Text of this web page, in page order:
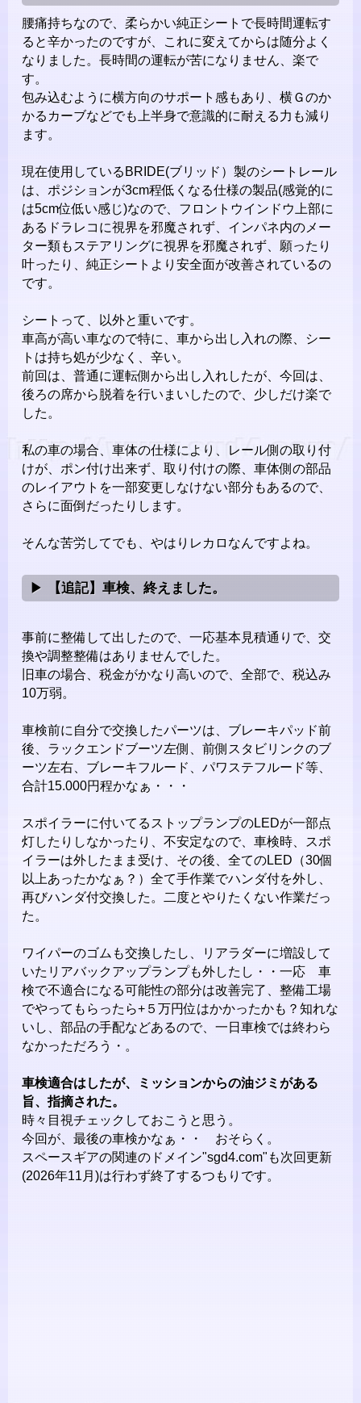
腰痛持ちなので、柔らかい純正シートで長時間運転す
ると辛かったのですが、これに変えてからは随分よく
なりました。長時間の運転が苦になりません、楽で
す。
包み込むように横方向のサポート感もあり、横Ｇのか
かるカーブなどでも上半身で意識的に耐える力も減り
ます。
現在使用しているBRIDE(ブリッド）製のシートレール
は、ポジションが3cm程低くなる仕様の製品(感覚的に
は5cm位低い感じ)なので、フロントウインドウ上部に
あるドラレコに視界を邪魔されず、インパネ内のメー
ター類もステアリングに視界を邪魔されず、願ったり
叶ったり、純正シートより安全面が改善されているの
です。
シートって、以外と重いです。
車高が高い車なので特に、車から出し入れの際、シー
トは持ち処が少なく、辛い。
前回は、普通に運転側から出し入れしたが、今回は、
後ろの席から脱着を行いまいしたので、少しだけ楽で
した。
私の車の場合、車体の仕様により、レール側の取り付
けが、ポン付け出来ず、取り付けの際、車体側の部品
のレイアウトを一部変更しなけない部分もあるので、
さらに面倒だったりします。
そんな苦労してでも、やはりレカロなんですよね。
【追記】車検、終えました。
事前に整備して出したので、一応基本見積通りで、交
換や調整整備はありませんでした。
旧車の場合、税金がかなり高いので、全部で、税込み
10万弱。
車検前に自分で交換したパーツは、ブレーキパッド前
後、ラックエンドブーツ左側、前側スタビリンクのブ
ーツ左右、ブレーキフルード、パワステフルード等、
合計15.000円程かなぁ・・・
スポイラーに付いてるストップランプのLEDが一部点
灯したりしなかったり、不安定なので、車検時、スポ
イラーは外したまま受け、その後、全てのLED（30個
以上あったかなぁ？）全て手作業でハンダ付を外し、
再びハンダ付交換した。二度とやりたくない作業だっ
た。
ワイパーのゴムも交換したし、リアラダーに増設して
いたリアバックアップランプも外したし・・一応 車
検で不適合になる可能性の部分は改善完了、整備工場
でやってもらったら+５万円位はかかったかも？知れな
いし、部品の手配などあるので、一日車検では終わら
なかっただろう・。
車検適合はしたが、ミッションからの油ジミがある
旨、指摘された。
時々目視チェックしておこうと思う。
今回が、最後の車検かなぁ・・ おそらく。
スペースギアの関連のドメイン"sgd4.com"も次回更新
(2026年11月)は行わず終了するつもりです。